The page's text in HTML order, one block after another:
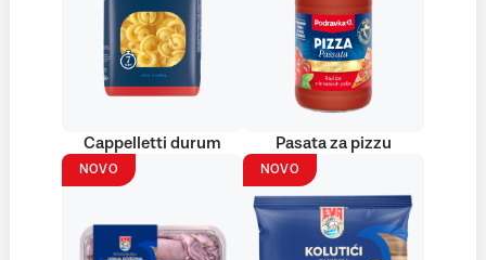
Cappelletti durum Pasata za pizzu
NOVO NOVO